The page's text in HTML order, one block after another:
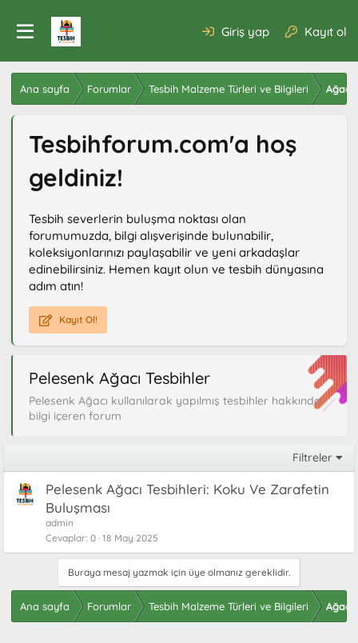
Giriş yap Kayıt ol
Ana sayfa Forumlar Tesbih Malzeme Türleri ve Bilgileri Ağaç
Tesbihforum.com'a hoş
geldiniz!
Tesbih severlerin buluşma noktası olan
forumumuzda, bilgi alışverişinde bulunabilir,
koleksiyonlarınızı paylaşabilir ve yeni arkadaşlar
edinebilirsiniz. Hemen kayıt olun ve tesbih dünyasına
adım atın!
Kayıt Ol!
Pelesenk Ağacı Tesbihler
Pelesenk Ağacı kullanılarak yapılmış tesbihler hakkında
bilgi içeren forum
Filtreler
Pelesenk Ağacı Tesbihleri: Koku Ve Zarafetin
Buluşması
admin
Cevaplar 0 18 May 2025
Buraya mesaj yazmak için üye olmanız gereklidir.
Ana sayfa Forumlar Tesbih Malzeme Türleri ve Bilgileri Ağaç